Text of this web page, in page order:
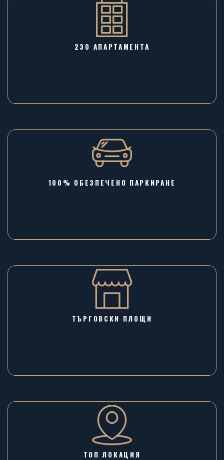
230 АПАРТАМЕНТА
100% ОБЕЗПЕЧЕНО ПАРКИРАНЕ
ТЪРГОВСКИ ПЛОЩИ
ТОП ЛОКАЦИЯ